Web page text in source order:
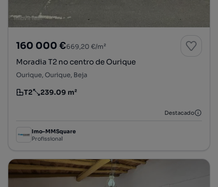
160 000 €669,20 €/m²
Moradia T2 no centro de Ourique
Ourique, Ourique, Beja
Tipologia
T2
Preço por metro quadrado
239.09 m²
Destacado
Imo-MMSquare
Profissional